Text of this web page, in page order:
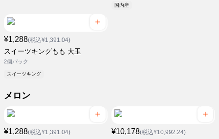
国内産
¥1,288(税込¥1,391.04)
スイーツキングもも 大玉
2個パック
スイーツキング
メロン
¥1,288(税込¥1,391.04) ¥10,178(税込¥10,992.24)